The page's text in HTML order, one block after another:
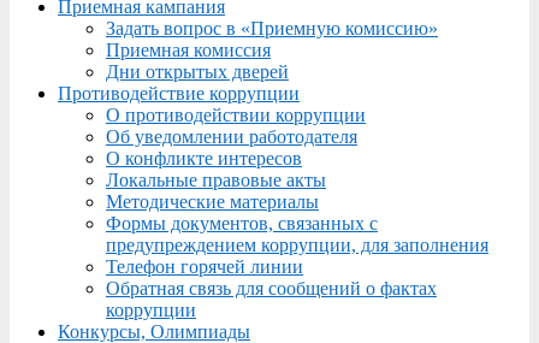
Приемная кампания
Задать вопрос в «Приемную комиссию»
Приемная комиссия
Дни открытых дверей
Противодействие коррупции
О противодействии коррупции
Об уведомлении работодателя
О конфликте интересов
Локальные правовые акты
Методические материалы
Формы документов, связанных с
предупреждением коррупции, для заполнения
Телефон горячей линии
Обратная связь для сообщений о фактах
коррупции
Конкурсы, Олимпиады